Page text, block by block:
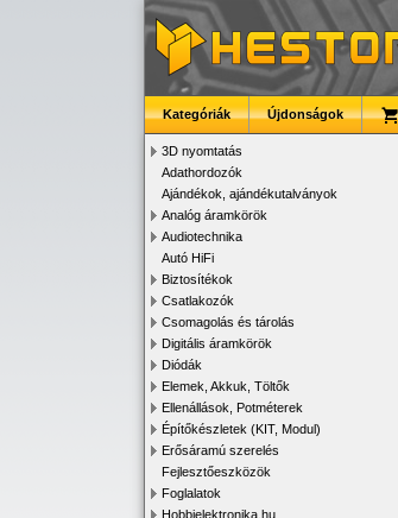
Kategóriák Újdonságok
3D nyomtatás
Adathordozók
Ajándékok, ajándékutalványok
Analóg áramkörök
Audiotechnika
Autó HiFi
Biztosítékok
Csatlakozók
Csomagolás és tárolás
Digitális áramkörök
Diódák
Elemek, Akkuk, Töltők
Ellenállások, Potméterek
Építőkészletek (KIT, Modul)
Erősáramú szerelés
Fejlesztőeszközök
Foglalatok
Hobbielektronika.hu